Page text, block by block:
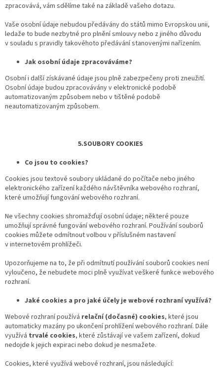
zpracovává, vám sdělíme také na základě vašeho dotazu.
Vaše osobní údaje nebudou předávány do států mimo Evropskou unii,
ledaže to bude nezbytné pro plnění smlouvy nebo z jiného důvodu
v souladu s pravidly takovéhoto předávání stanovenými nařízením.
Jak osobní údaje zpracováváme?
Osobní i další získávané údaje jsou plně zabezpečeny proti zneužití.
Osobní údaje budou zpracovávány v elektronické podobě
automatizovaným způsobem nebo v tištěné podobě
neautomatizovaným způsobem.
5.SOUBORY COOKIES
Co jsou to cookies?
Cookies jsou textové soubory ukládané do počítače nebo jiného
elektronického zařízení každého návštěvníka webového rozhraní,
které umožňují fungování webového rozhraní.
Ne všechny cookies shromažďují osobní údaje; některé pouze
umožňují správné fungování webového rozhraní. Používání souborů
cookies můžete odmítnout volbou v příslušném nastavení
v internetovém prohlížeči.
Upozorňujeme na to, že při odmítnutí používání souborů cookies není
vyloučeno, že nebudete moci plně využívat veškeré funkce webového
rozhraní.
Jaké cookies a pro jaké účely je webové rozhraní využívá?
Webové rozhraní používá relační (dočasné) cookies, které jsou
automaticky mazány po ukončení prohlížení webového rozhraní. Dále
využívá trvalé cookies, které zůstávají ve vašem zařízení, dokud
nedojde k jejich expiraci nebo dokud je nesmažete.
Cookies, které využívá webové rozhraní, jsou následující: